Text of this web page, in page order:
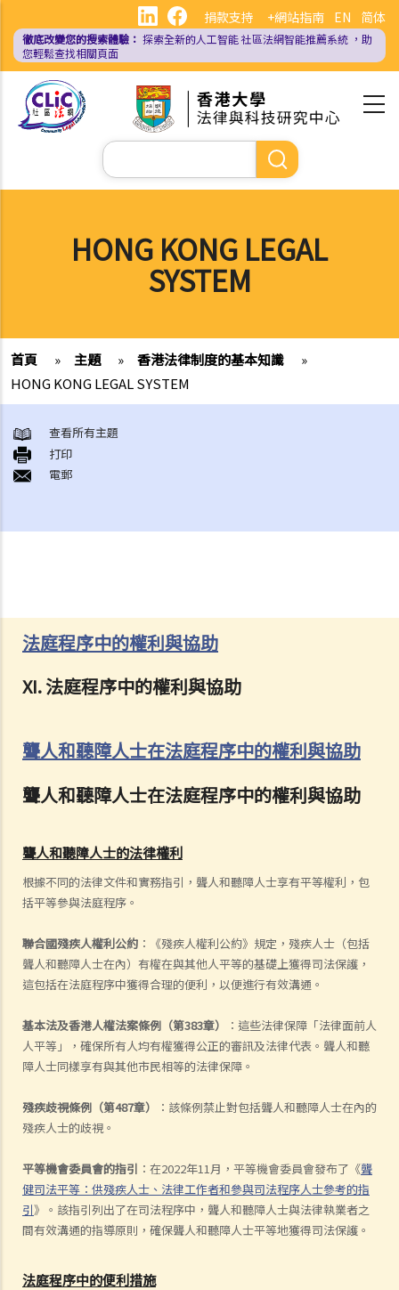
內
EN 简体
捐款支持 +網站指南
徹底改變您的搜索體驗： 探索全新的人工智能社區法網智能推薦系統 ，助
您輕鬆查找相關頁面
Search
HONG KONG LEGAL
SYSTEM
首頁 » 主題 » 香港法律制度的基本知識
»
HONG KONG LEGAL SYSTEM
法庭程序中的權利與協助
XI.法庭程序中的權利與協助
聾人和聽障人士在法庭程序中的權利與協助
聾人和聽障人士在法庭程序中的權利與協助
聾人和聽障人士的法律權利
根據不同的法律文件和實務指引，聾人和聽障人士享有平等權利，包
括平等參與法庭程序。
聯合國殘疾人權利公約 ：《殘疾人權利公約》規定，殘疾人士（包括
聾人和聽障人士在內）有權在與其他人平等的基礎上獲得司法保護，
這包括在法庭程序中獲得合理的便利，以便進行有效溝通。
基本法及香港人權法案條例（第383章）
：這些法律保障「法律面前人
人平等」，確保所有人均有權獲得公正的審訊及法律代表。聾人和聽
障人士同樣享有與其他市民相等的法律保障。
殘疾歧視條例（第487章）
：該條例禁止對包括聾人和聽障人士在內的
殘疾人士的歧視。
平等機會委員會的指引 ：在2022年11月，平等機會委員會發布了《聾
健司法平等：供殘疾人士、法律工作者和參與司法程序人士參考的指
引》。該指引列出了在司法程序中，聾人和聽障人士與法律執業者之
間有效溝通的指導原則，確保聾人和聽障人士平等地獲得司法保護。
法庭程序中的便利措施
查看所有主題
打印
電郵